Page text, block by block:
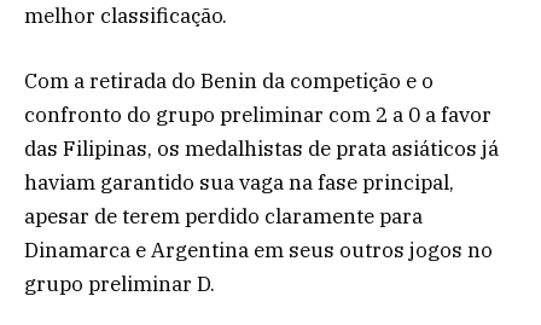
melhor classificação.
Com a retirada do Benin da competição e o
confronto do grupo preliminar com 2 a 0 a favor
das Filipinas, os medalhistas de prata asiáticos já
haviam garantido sua vaga na fase principal,
apesar de terem perdido claramente para
Dinamarca e Argentina em seus outros jogos no
grupo preliminar D.